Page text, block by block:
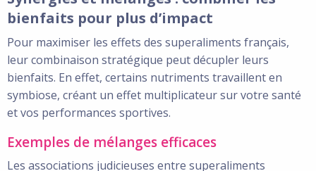
bienfaits pour plus d’impact
Pour maximiser les effets des superaliments français,
leur combinaison stratégique peut décupler leurs
bienfaits. En effet, certains nutriments travaillent en
symbiose, créant un effet multiplicateur sur votre santé
et vos performances sportives.
Exemples de mélanges efficaces
Les associations judicieuses entre superaliments